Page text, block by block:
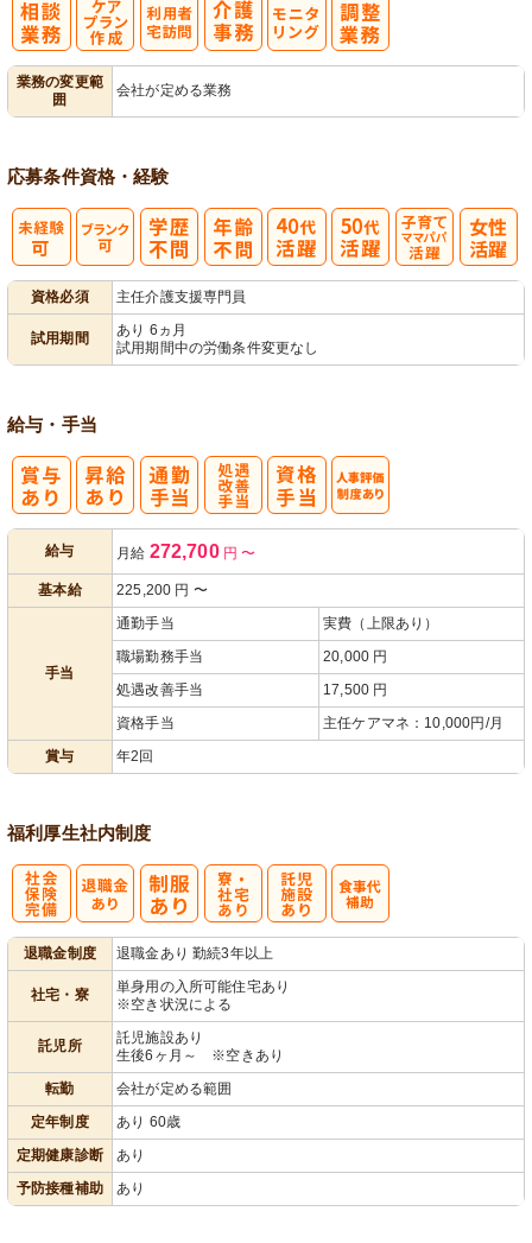
業務の変更範
囲
会社が定める業務
応募条件資格・経験
資格必須 主任介護支援専門員
試用期間
あり 6ヵ月
試用期間中の労働条件変更なし
給与・手当
給与 月給 272,700円〜
基本給 225,200 円 〜
手当
通勤手当
実費（上限あり）
職場勤務手当
20,000 円
処遇改善手当
17,500 円
資格手当
主任ケアマネ：10,000円/月
賞与
年2回
福利厚生社内制度
退職金制度 退職金あり 勤続3年以上
社宅・寮
単身用の入所可能住宅あり
※空き状況による
託児所
託児施設あり
生後6ヶ月～ ※空きあり
転勤
会社が定める範囲
定年制度
あり 60歳
定期健康診断
あり
予防接種補助
あり